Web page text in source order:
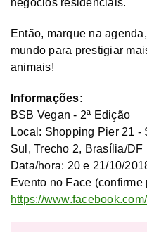
Então, marque na
mundo para prestigiar
animais!
Informações:
BSB Vegan - 2ª Edição
Local: Shopping Pier 21 -
Sul, Trecho 2, Brasília/DF
Data/hora: 20 e 21/10/
Evento no Face
https://